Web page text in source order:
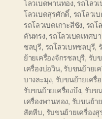
โลวเบดพานทอง, รถโลว
โลวเบดสุรศักดิ์, รถโลวเ
รถโลวเบดเกาะสีชัง, รถโ
คันทรง, รถโลวเบดเทศ
ชลบุรี, รถโลวเบทชลบุรี,
ย้ายเครื่องจักรชลบุรี, รับ
เครื่องบ่อวิน, รับขนย้ายเ
บางละมุง, รับขนย้ายเครื่
รับขนย้ายเครื่องบึง, รับข
เครื่องพานทอง, รับขนย้า
สัตหีบ, รับขนย้ายเครื่อง